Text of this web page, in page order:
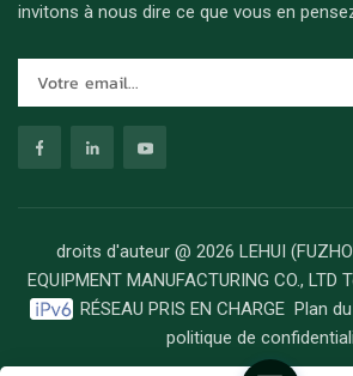
invitons à nous dire ce que vous en
droits d'auteur @ 2026 LEHUI
EQUIPMENT MANUFACTURING CO.,
RÉSEAU PRIS EN CHARGE Plan
politique de